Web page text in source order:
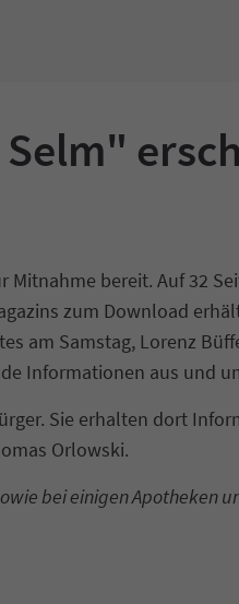
Mitnahme bereit. Auf 32
zum Download
am Samstag, Lorenz
Informationen aus und
Sie erhalten dort
Orlowski.
bei einigen Apotheken